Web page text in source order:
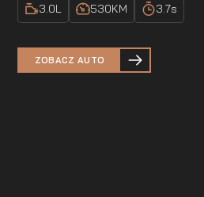
3.0L 530KM 3.7s
ZOBACZ AUTO